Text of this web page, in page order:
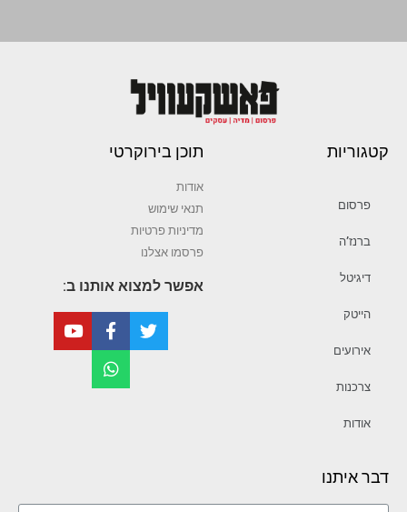
קטגוריות
פרסום
ברנז’ה
דיגיטל
הייטק
אירועים
צרכנות
אודות
תוכן בירוקרטי
אודות
תנאי שימוש
מדיניות פרטיות
פרסמו אצלנו
אפשר למצוא אותנו ב:
דבר איתנו